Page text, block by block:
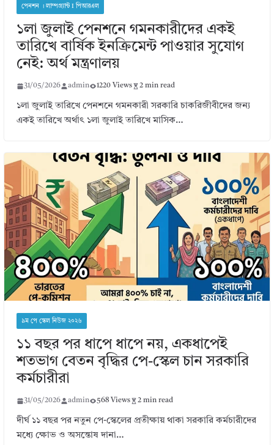
পেনশন । লাম্পগ্র্যান্ট I পিআরএল
১লা জুলাই পেনশনে গমনকারীদের একই
তারিখে বার্ষিক ইনক্রিমেন্ট পাওয়ার সুযোগ
নেই: অর্থ মন্ত্রণালয়
31/05/2026 admin 1220 Views 2 min read
১লা জুলাই তারিখে পেনশনে গমনকারী সরকারি চাকরিজীবীদের জন্য
একই তারিখে অর্থাৎ ১লা জুলাই তারিখে মাসিক…
৯ম পে স্কেল নিউজ ২০২৬
১১ বছর পর ধাপে ধাপে নয়, একধাপেই
শতভাগ বেতন বৃদ্ধির পে-স্কেল চান সরকারি
কর্মচারীরা
31/05/2026 admin 568 Views 2 min read
দীর্ঘ ১১ বছর পর নতুন পে-স্কেলের প্রতীক্ষায় থাকা সরকারি কর্মচারীদের
মধ্যে ক্ষোভ ও অসন্তোষ দানা…